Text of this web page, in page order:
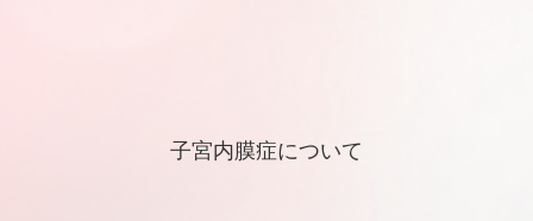
⼦宮内膜症について